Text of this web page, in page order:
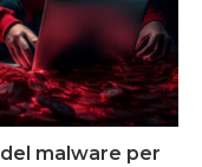
malware per